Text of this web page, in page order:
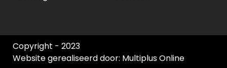
Copyright - 2023
Website gerealiseerd door: Multiplus Online